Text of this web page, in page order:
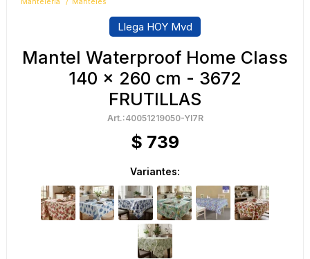
Mantelería Manteles
Llega HOY Mvd
Mantel Waterproof Home Class
140 x 260 cm - 3672
FRUTILLAS
40051219050-YI7R
$ 739
Variantes: